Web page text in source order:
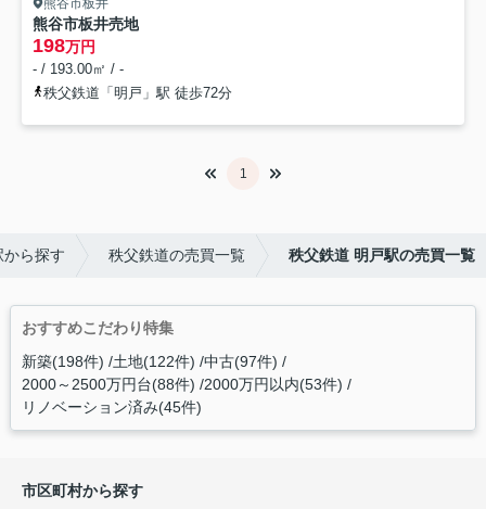
熊谷市板井
熊谷市板井売地
198万円
- / 193.00㎡ / -
秩父鉄道「明戸」駅 徒歩72分
1
ら探す 秩父鉄道の売買一覧 秩父鉄道 明戸駅の売買一覧
おすすめこだわり特集
新築(198件) 土地(122件) 中古(97件)
2000～2500万円台(88件) 2000万円以内(53件)
リノベーション済み(45件)
市区町村から探す